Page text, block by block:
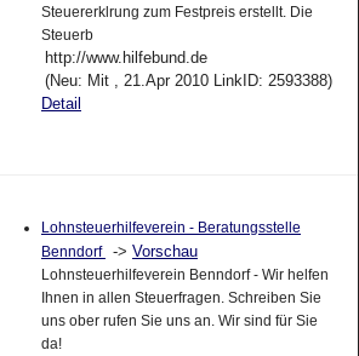
Steuererklrung zum Festpreis erstellt. Die
Steuerb
http://www.hilfebund.de
(Neu: Mit , 21.Apr 2010 LinkID: 2593388)
Detail
Lohnsteuerhilfeverein - Beratungsstelle
Benndorf -> Vorschau
Lohnsteuerhilfeverein Benndorf - Wir helfen
Ihnen in allen Steuerfragen. Schreiben Sie
uns ober rufen Sie uns an. Wir sind für Sie
da!